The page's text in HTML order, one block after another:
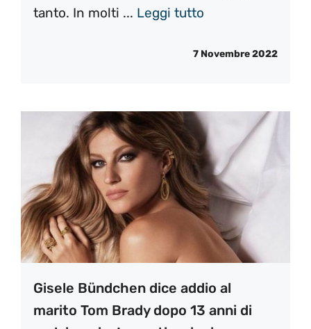
tanto. In molti ... Leggi tutto
7 Novembre 2022
Gisele Bündchen dice addio al
marito Tom Brady dopo 13 anni di